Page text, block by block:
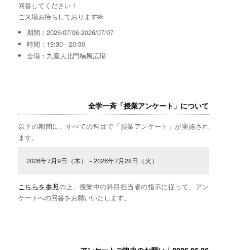
回答してください！
ご来場お待ちしております🎋
期間：2026/07/06-2026/07/07
時間：19:30 - 20:30
会場：九産大北門楠風広場
全学一斉「授業アンケート」について
以下の期間に、すべての科目で「授業アンケート」が実施され
ます。
2026年7月9日（木）～2026年7月28日（火）
こちらを参照の上、授業中の科目担当者の指示に従って、アン
ケートへの回答をお願いいたします。